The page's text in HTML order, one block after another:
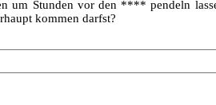
Stunden vor den **** pendeln
kommen darfst?